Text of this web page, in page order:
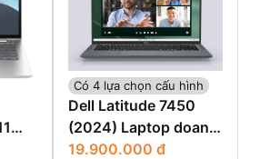
Có 4 lựa chọn cấu hình
Dell Latitude 7450
(2024) Laptop doanh
nhân cao cấp
19.900.000 đ